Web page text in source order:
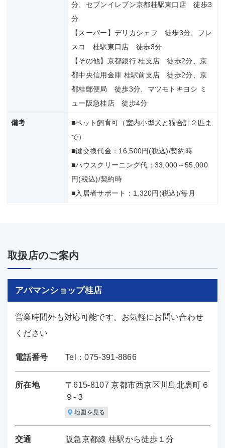
分、セブンイレブン京都桂駅東口店 徒歩3
分
【スーパー】デリカシェフ 徒歩3分、フレ
スコ 桂駅東口店 徒歩3分
【その他】京都銀行 桂支店 徒歩2分、京
都中央信用金庫 桂駅前支店 徒歩2分、京
都桂郵便局 徒歩3分、マツモトキヨシ ミ
ュー阪急桂店 徒歩4分
備考
■ペット飼育可（室内小型犬と猫合計２匹ま
で）
■鍵交換代金：16,500円(税込)/契約時
■ハウスクリーニング代：33,000～55,000
円(税込)/契約時
■入居者サポート：1,320円(税込)/毎月
取扱店のご案内
アパマンショップ桂店
営業時間外も対応可能です。お気軽にお問い合わせ
ください
電話番号 Tel：075-391-8866
所在地
〒615-8107 京都市西京区川島北裏町６
９-３
地図を見る
交通 阪急京都線 桂駅から徒歩１分